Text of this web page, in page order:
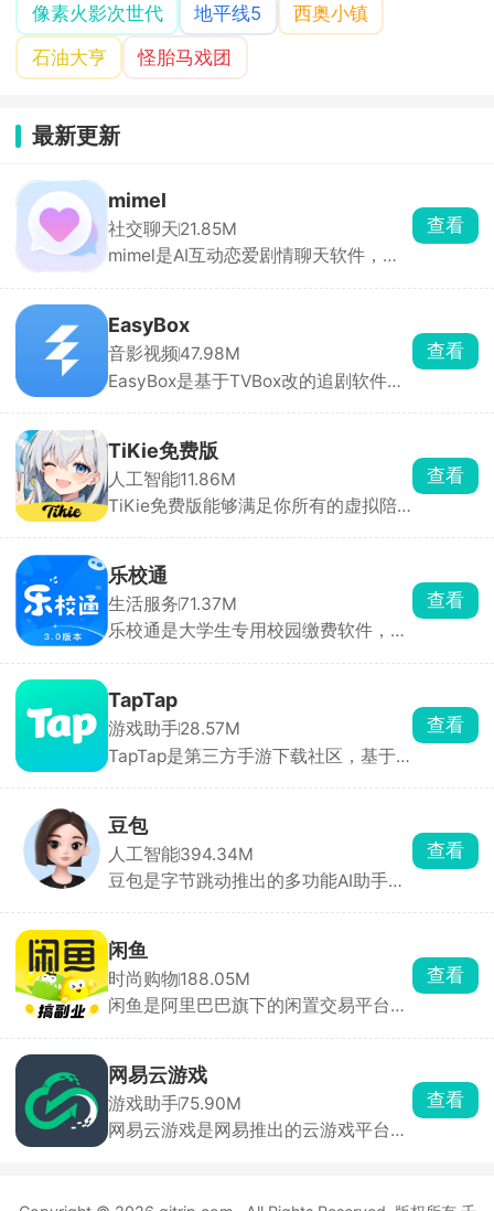
像素火影次世代 地平线5
西奥小镇
石油大亨
怪胎马戏团
最新更新
mimel
社交聊天21.85M
mimel是AI互动恋爱剧情聊天软件，角
点开就能一对一私聊。也可以自定义创
建专属AI，从零打造专属虚拟伴侣，所
有互动剧情全由你掌控。
查看
EasyBox
音影视频47.98M
EasyBox是基于TVBox改的追剧软件，
线路超方便，高清蓝光随便看，还能投
屏、离线下载。找剧快、更新及时，追
剧党必备。
查看
TiKie免费版
人工智能11.86M
TiKie免费版能够满足你所有的虚拟陪
角色都拥有独特的外貌、性格和聊天风
格，能根据设定与对话内容做出符合人
设的回应，代入感极强。聊天支持文
字、语音输入，也可直接选择AI生成的
查看
乐校通
生活服务71.37M
乐校通是大学生专用校园缴费软件，洗
实体卡、排队充值。需要先选对应学校
实名绑定才能用，充值走微信支付宝，
每一笔花销都能查账单。不少高校澡堂
和食堂都在用，是住校刚需工具。
查看
TapTap
游戏助手28.57M
TapTap是第三方手游下载社区，基于
来自平台实名玩家，帮助快速种草。云
玩游戏无需下载，点开即玩 30 分钟高
清流式试玩，省存储、低配置也能体验
3A 手游。每款游戏自带论坛，支持图
约未上线游戏，开测/发版自动推送，
收藏列表云同步，换机不丢。
查看
豆包
人工智能394.34M
豆包是字节跳动推出的多功能AI助手，
解用户问题，提供直击重点的答案。支
持语音输入与输出，提供多种音色选
择，甚至支持方言对话，拟人化程度
高，交流自然流畅。回答后主动推荐相
查看
闲鱼
时尚购物188.05M
闲鱼是阿里巴巴旗下的闲置交易平台，
品，添加商品图片、描述、价格等信
息，快速发布商品。买卖双方可通过平
台内置的私聊功能进行沟通，协商价
格、交付方式等交易细节。交易完成
查看
网易云游戏
游戏助手75.90M
网易云游戏是网易推出的云游戏平台，
查看